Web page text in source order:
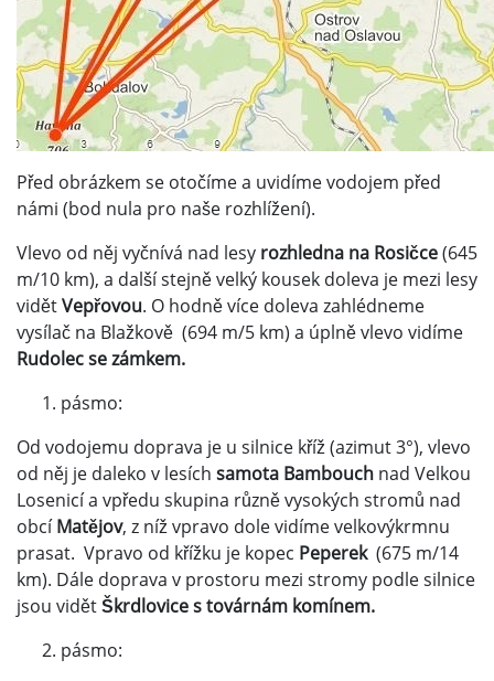
Před obrázkem se otočíme a uvidíme vodojem před
námi (bod nula pro naše rozhlížení).
Vlevo od něj vyčnívá nad lesy rozhledna na Rosičce(645
m/10 km), a další stejně velký kousek doleva je mezi lesy
vidětVepřovou. O hodně více doleva zahlédneme
vysílač na Blažkově (694 m/5 km) a úplně vlevo vidíme
Rudolec se zámkem.
pásmo:
Od vodojemu doprava je u silnice kříž (azimut 3°), vlevo
od něj je daleko v lesích samota Bambouch nad Velkou
Losenicí a vpředu skupina různě vysokých stromů nad
obcíMatějov, z níž vpravo dole vidíme velkovýkrmnu
prasat. Vpravo od křížku je kopec Peperek (675 m/14
km). Dále doprava v prostoru mezi stromy podle silnice
jsou vidětŠkrdlovice s továrnám komínem.
pásmo: